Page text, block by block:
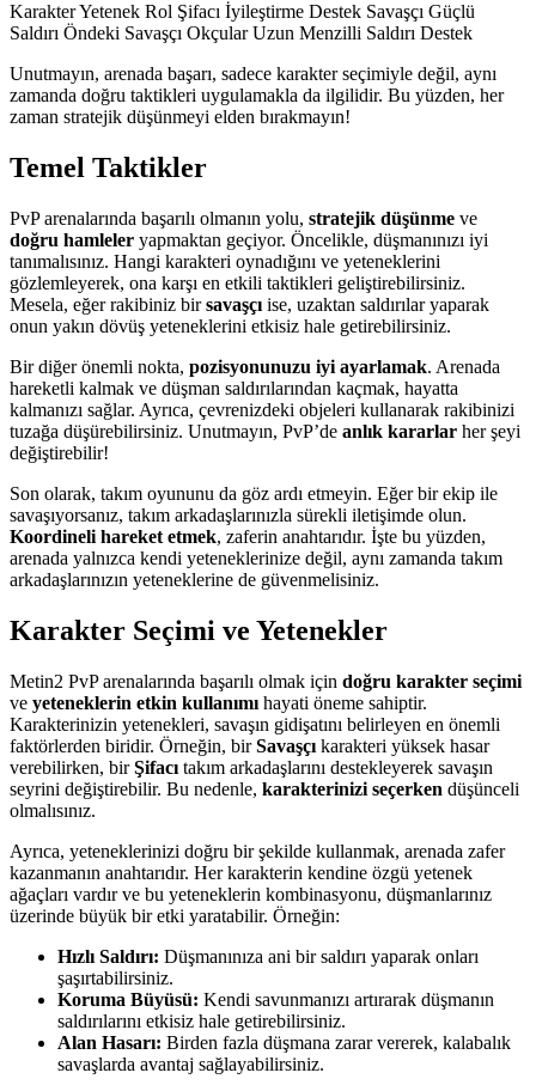
Karakter Yetenek Rol Şifacı İyileştirme Destek Savaşçı Güçlü
Saldırı Öndeki Savaşçı Okçular Uzun Menzilli Saldırı Destek
Unutmayın, arenada başarı, sadece karakter seçimiyle değil, aynı
zamanda doğru taktikleri uygulamakla da ilgilidir. Bu yüzden, her
zaman stratejik düşünmeyi elden bırakmayın!
Temel Taktikler
PvP arenalarında başarılı olmanın yolu, stratejik düşünme ve
doğru hamleler yapmaktan geçiyor. Öncelikle, düşmanınızı iyi
tanımalısınız. Hangi karakteri oynadığını ve yeteneklerini
gözlemleyerek, ona karşı en etkili taktikleri geliştirebilirsiniz.
Mesela, eğer rakibiniz birsavaşçı ise, uzaktan saldırılar yaparak
onun yakın dövüş yeteneklerini etkisiz hale getirebilirsiniz.
Bir diğer önemli nokta, pozisyonunuzu iyi ayarlamak. Arenada
hareketli kalmak ve düşman saldırılarından kaçmak, hayatta
kalmanızı sağlar. Ayrıca, çevrenizdeki objeleri kullanarak rakibinizi
tuzağa düşürebilirsiniz. Unutmayın, PvP’de anlık kararlar her şeyi
değiştirebilir!
Son olarak, takım oyununu da göz ardı etmeyin. Eğer bir ekip ile
savaşıyorsanız, takım arkadaşlarınızla sürekli iletişimde olun.
Koordineli hareket etmek, zaferin anahtarıdır. İşte bu yüzden,
arenada yalnızca kendi yeteneklerinize değil, aynı zamanda takım
arkadaşlarınızın yeteneklerine de güvenmelisiniz.
Karakter Seçimi ve Yetenekler
Metin2 PvP arenalarında başarılı olmak için doğru karakter seçimi
ve yeteneklerin etkin kullanımı hayati öneme sahiptir.
Karakterinizin yetenekleri, savaşın gidişatını belirleyen en önemli
faktörlerden biridir. Örneğin, birSavaşçı karakteri yüksek hasar
verebilirken, birŞifacı takım arkadaşlarını destekleyerek savaşın
seyrini değiştirebilir. Bu nedenle, karakterinizi seçerken düşünceli
olmalısınız.
Ayrıca, yeteneklerinizi doğru bir şekilde kullanmak, arenada zafer
kazanmanın anahtarıdır. Her karakterin kendine özgü yetenek
ağaçları vardır ve bu yeteneklerin kombinasyonu, düşmanlarınız
üzerinde büyük bir etki yaratabilir. Örneğin:
Hızlı Saldırı: Düşmanınıza ani bir saldırı yaparak onları
şaşırtabilirsiniz.
Koruma Büyüsü: Kendi savunmanızı artırarak düşmanın
saldırılarını etkisiz hale getirebilirsiniz.
Alan Hasarı: Birden fazla düşmana zarar vererek, kalabalık
savaşlarda avantaj sağlayabilirsiniz.